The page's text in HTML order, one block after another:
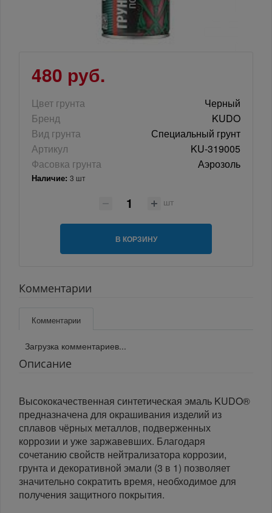
480 руб.
Цвет грунта
Черный
Бренд
KUDO
Вид грунта
Специальный грунт
Артикул
KU-319005
Фасовка грунта
Аэрозоль
Наличие: 3 шт
шт
В КОРЗИНУ
Комментарии
Комментарии
Загрузка комментариев...
Описание
Высококачественная синтетическая эмаль KUDO®
предназначена для окрашивания изделий из
сплавов чёрных металлов, подверженных
коррозии и уже заржавевших. Благодаря
сочетанию свойств нейтрализатора коррозии,
грунта и декоративной эмали (3 в 1) позволяет
значительно сократить время, необходимое для
получения защитного покрытия.